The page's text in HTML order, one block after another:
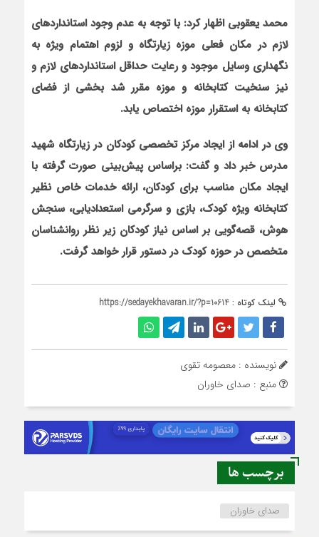
محمد یعقوبی اظهار کرد: با توجه به عدم وجود استانداردهای
لازم در مکان فعلی موزه زیارتگاه و لزوم اهتمام ویژه به
نگهداری وسایل موجود و رعایت حداقل استانداردهای لازم و
نیز سنخیت کتابخانه و موزه مقرر شد بخشی از فضای
کتابخانه به استقرار موزه اختصاص یابد.
وی در ادامه از ایجاد مرکز تخصصی کودکان در زیارتگاه شهید
مدرس خبر داد و گفت: براساس پیش‌بینی صورت گرفته با
ایجاد مکان مناسب برای کودکان، ارائه خدمات خاص نظیر
کتابخانه ویژه کودک، بازی و سرگرمی استعدادیابی، سنجش
هوش، قصه‌گویی بر اساس نیاز کودکان زیر نظر روانشناسان
متخصص در حوزه کودک در دستور قرار خواهد گرفت.
لینک کوتاه : https://sedayekhavaran.ir/?p=10614
نویسنده : معصومه تقوی
منبع : صدای خاوران
برچسب ها
صدای خاوران